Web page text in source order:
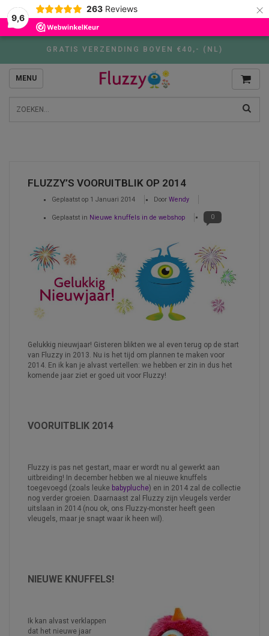
9,6
263 Reviews ×
GRATIS VERZENDING BOVEN €40,- (NL)
MENU
FLUZZY’S VOORUITBLIK OP 2014
Geplaatst op 1 Januari 2014 Door Wendy
Geplaatst in Nieuwe knuffels in de webshop 0
Gelukkig nieuwjaar! Gisteren blikten we al even terug op de start
van Fluzzy in 2013. Nu is het tijd om plannen te maken voor
2014. En ik kan je alvast vertellen: we hebben er zin in dus het
komende jaar ziet er goed uit voor Fluzzy!
VOORUITBLIK 2014
Fluzzy is pas net gestart, maar er wordt nu al gewerkt aan
uitbreiding! In december hebben we al nieuwe knuffels
toegevoegd (zoals leuke babypluche) en in 2014 zal de collectie
nog verder groeien. Daarnaast zal Fluzzy zijn vleugels verder
uitslaan in 2014 (nou ok, ons Fluzzy-monster heeft geen
vleugels, maar je snapt waar ik heen wil).
NIEUWE KNUFFELS!
Ik kan alvast verklappen
dat het nieuwe jaar